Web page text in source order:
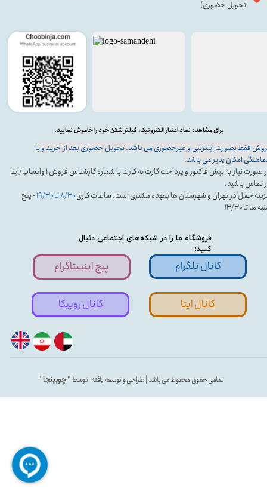
فروشگاه ما را در شبکه‌های اجتماعی دنبال
کنید:
تمامی حقوق محفوظ می باشد | طراحی و توسعه یافته توسط "چوبینجا"
تحویل حضوری)
فقط بصورت اینترنتی و غیرحضوری می باشد. تحویل حضوری بعد از خرید و با
امکان پذیر می باشد.
در صورت نیاز به پیش فاکتور و پرداخت کارت به کارت با شماره کارشناس فروش ۱ واتساپ/ایتا
تماس باشید.
حمل در تهران و شهرستان ها بعهده مشتری است. ساعات کاری۸/۳۰ تا ۱۹/۳۰
- پنج
ها تا ۱۳/۳۰
برای مشاهده نماد اعتبار الکترونیک، فیلتر شکن خود را خاموش نمایید.
پیج اینستاگرام کانال تلگرام
کانال ایتا کانال روبیکا